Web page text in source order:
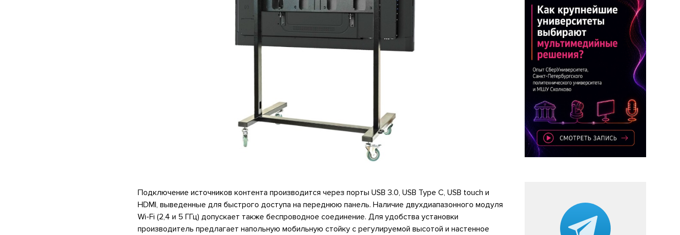
Подключение источников контента производится через порты USB 3.0, USB Type C, USB touch и
HDMI, выведенные для быстрого доступа на переднюю панель. Наличие двухдиапазонного модуля
Wi-Fi (2,4 и 5 ГГц) допускает также беспроводное соединение. Для удобства установки
производитель предлагает напольную мобильную стойку с регулируемой высотой и настенное